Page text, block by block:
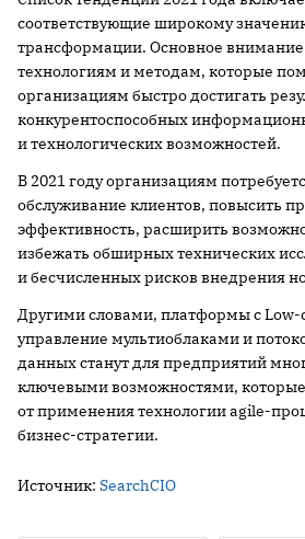
соответствующие широкому
трансформации. Основное внимание
технологиям и методам, которые
организациям быстро достигать
конкурентоспособных
и технологических возможностей.
В 2021 году организациям
обслуживание клиентов, повысить
эффективность, расширить
избежать обширных технических
и бесчисленных рисков внедрения
Другими словами, платформы с Low-
управление мультиоблаками и
данных станут для предприятий
ключевыми возможностями,
от применения технологии agile-
бизнес-стратегии.
Источник: SearchCIO